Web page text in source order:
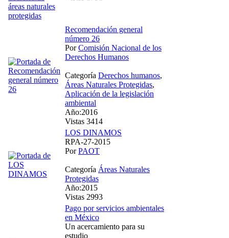
Recomendación general
número 26
PorComisión Nacional de los
Derechos Humanos
Categoría Derechos humanos,
Áreas Naturales Protegidas,
Aplicación de la legislación
ambiental
Año:2016
Vistas 3414
LOS DINAMOS
RPA-27-2015
PorPAOT
Categoría Áreas Naturales
Protegidas
Año:2015
Vistas 2993
Pago por servicios ambientales
en México
Un acercamiento para su
estudio